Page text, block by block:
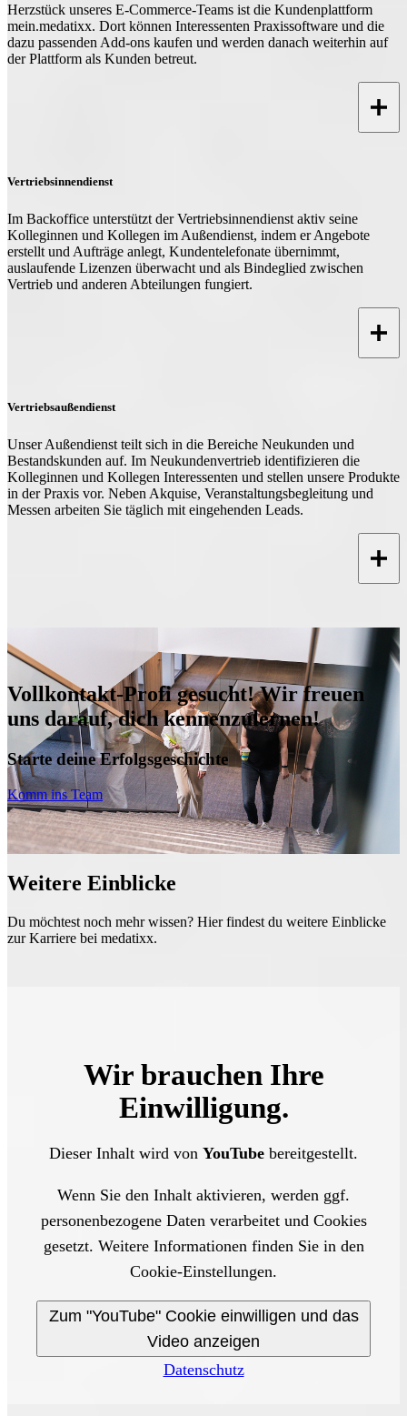
Herzstück unseres E-Commerce-Teams ist die Kundenplattform
mein.medatixx. Dort können Interessenten Praxissoftware und die
dazu passenden Add-ons kaufen und werden danach weiterhin auf
der Plattform als Kunden betreut.
Vertriebsinnendienst
Im Backoffice unterstützt der Vertriebsinnendienst aktiv seine
Kolleginnen und Kollegen im Außendienst, indem er Angebote
erstellt und Aufträge anlegt, Kundentelefonate übernimmt,
auslaufende Lizenzen überwacht und als Bindeglied zwischen
Vertrieb und anderen Abteilungen fungiert.
Vertriebsaußendienst
Unser Außendienst teilt sich in die Bereiche Neukunden und
Bestandskunden auf. Im Neukundenvertrieb identifizieren die
Kolleginnen und Kollegen Interessenten und stellen unsere Produkte
in der Praxis vor. Neben Akquise, Veranstaltungsbegleitung und
Messen arbeiten Sie täglich mit eingehenden Leads.
Vollkontakt-Profi gesucht! Wir freuen
uns darauf, dich kennenzulernen!
Starte deine Erfolgsgeschichte
Komm ins Team
Weitere Einblicke
Du möchtest noch mehr wissen? Hier findest du weitere Einblicke
zur Karriere bei medatixx.
Wir brauchen Ihre
Einwilligung.
Dieser Inhalt wird von YouTube bereitgestellt.
Wenn Sie den Inhalt aktivieren, werden ggf.
personenbezogene Daten verarbeitet und Cookies
gesetzt. Weitere Informationen finden Sie in den
Cookie-Einstellungen.
Zum "YouTube" Cookie einwilligen und das
Video anzeigen
Datenschutz